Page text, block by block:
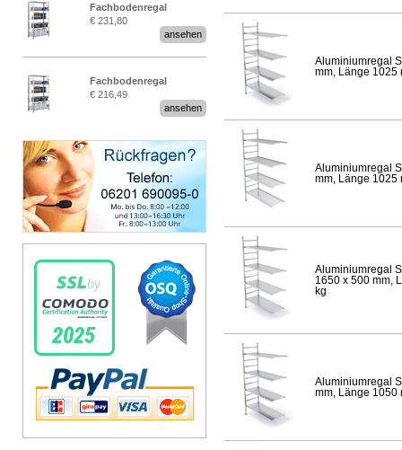
Fachbodenregal
Stecksystem MultiPlus
€ 231,80
ansehen
Fachbodenregal
Stecksystem MultiPlus
€ 216,49
ansehen
Aluminiumregal
mm, Länge 1025
Aluminiumregal
mm, Länge 1025
Aluminiumregal
1650 x 500 mm,
kg
Aluminiumregal
mm, Länge 1050